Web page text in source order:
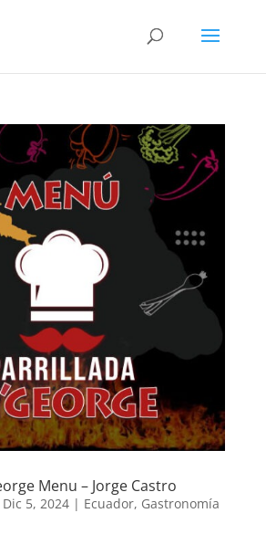
Menu – Jorge Castro
Dic 5, 2024| Ecuador, Gastronomía